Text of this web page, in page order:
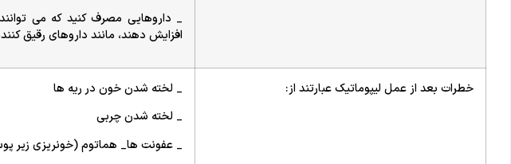
_ داروهایی مصرف کنید که می
افزایش دهند، مانند داروهای رقیق
خطرات بعد از عمل لیپوماتیک عبارتند از:
_ لخته شدن خون در ریه ها
_ لخته شدن چربی
_ عفونت ها_ هماتوم (خونریزی زیر